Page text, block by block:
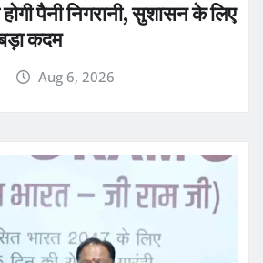
पैनी निगरानी, सुशासन के लिए
कदम
Aug 6, 2026